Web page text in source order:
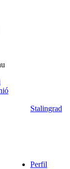
Stalingrad
Perfil